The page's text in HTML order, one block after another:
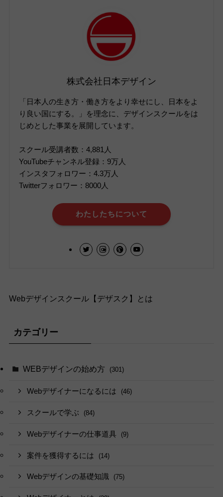
株式会社日本デザイン
「日本人の生き方・働き方をより幸せにし、日本をよ
り良い国にする。」を理念に、デザインスクールをは
じめとした事業を展開しています。
スクール受講者数：4,881人
YouTubeチャンネル登録：9万人
インスタフォロワー：4.3万人
Twitterフォロワー：8000人
わたしたちについて
Webデザインスクール【デザスク】とは
カテゴリー
WEBデザインの始め方 (301)
Webデザイナーになるには (46)
スクールで学ぶ (84)
Webデザイナーの仕事道具 (9)
案件を獲得するには (14)
Webデザインの基礎知識 (75)